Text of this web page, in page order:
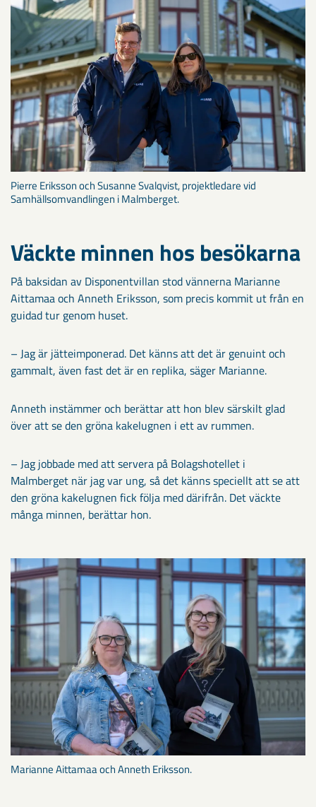
Pierre Eriksson och Susanne Svalqvist, projektledare vid
Samhällsomvandlingen i Malmberget.
Väckte minnen hos besökarna
På baksidan av Disponentvillan stod vännerna Marianne
Aittamaa och Anneth Eriksson, som precis kommit ut från en
guidad tur genom huset.
– Jag är jätteimponerad. Det känns att det är genuint och
gammalt, även fast det är en replika, säger Marianne.
Anneth instämmer och berättar att hon blev särskilt glad
över att se den gröna kakelugnen i ett av rummen.
– Jag jobbade med att servera på Bolagshotellet i
Malmberget när jag var ung, så det känns speciellt att se att
den gröna kakelugnen fick följa med därifrån. Det väckte
många minnen, berättar hon.
Marianne Aittamaa och Anneth Eriksson.